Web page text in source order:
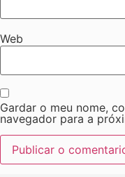
Web
Gardar o meu nome,
navegador para a